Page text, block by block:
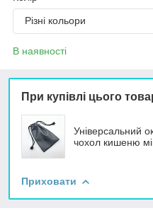
Різні кольори
В наявності
При купівлі цього
Універсальний
чохол кишеню
Приховати